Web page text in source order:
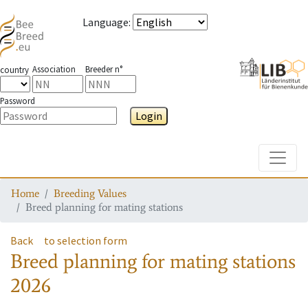
Language:
country Association Breeder n°
Password
Login
Home
Breeding Values
Breed planning for mating stations
Back to selection form
Breed planning for mating stations
2026